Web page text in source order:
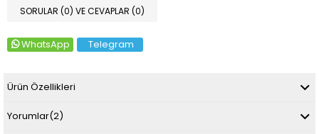
SORULAR (0) VE CEVAPLAR (0)
WhatsApp Telegram
Ürün Özellikleri
Yorumlar(2)